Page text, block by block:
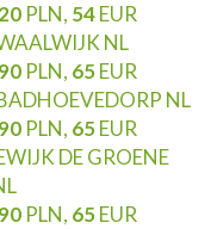
PLN, 54EUR
NL
PLN, 65EUR
NL
PLN, 65EUR
DE GROENE
PLN, 65EUR